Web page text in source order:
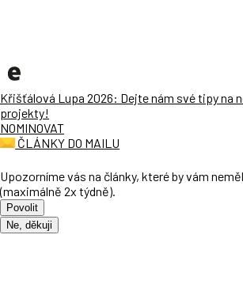
Křišťálová Lupa 2026: Dejte nám své tipy na
projekty!
NOMINOVAT
ČLÁNKY DO MAILU
Upozorníme vás na články, které by vám
(maximálně 2x týdně).
Povolit
Ne, děkuji